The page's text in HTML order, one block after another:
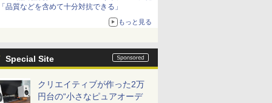
品質などを含めて十分対抗できる」
もっと見る
Special Site
クリエイティブが作った2万
円台の“小さなピュアオーデ